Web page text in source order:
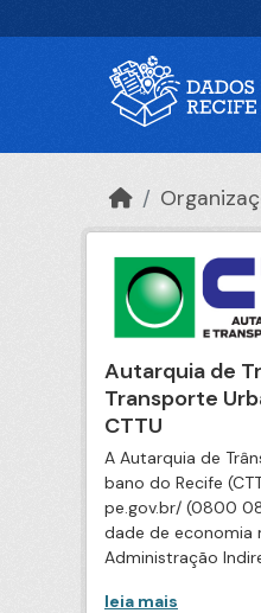
Autarquia de
Transporte
CTTU
A Autarquia de
bano do Recife
pe.gov.br/ (0800
dade de economia
Administração
leia mais